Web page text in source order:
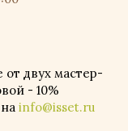
двух мастер-
- 10%
info@isset.ru